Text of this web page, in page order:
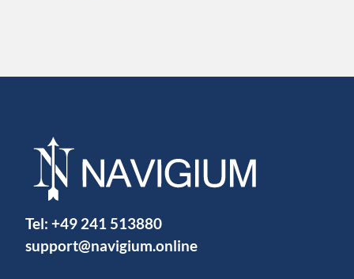
Tel: +49 241 513880
support@navigium.online